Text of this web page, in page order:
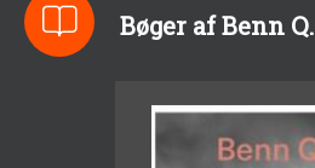
Bøger af Benn